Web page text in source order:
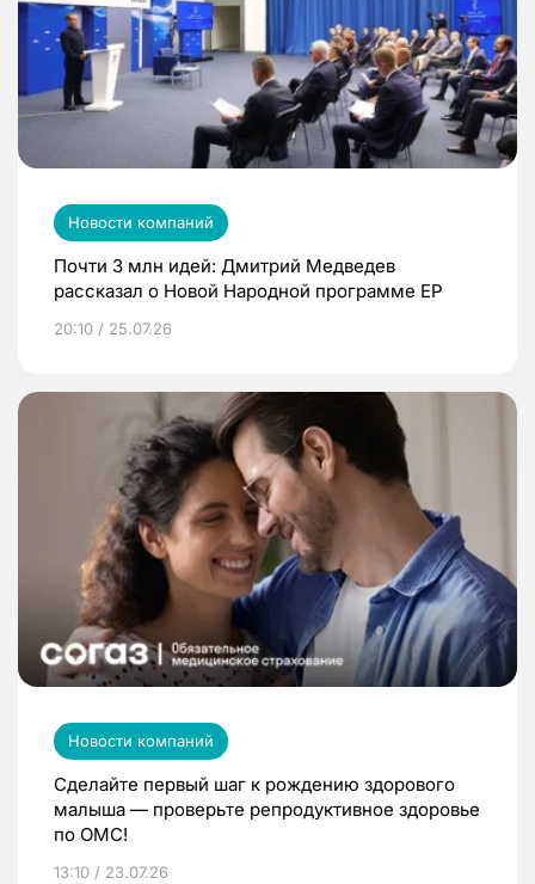
Новости компаний
Почти 3 млн идей: Дмитрий Медведев
рассказал о Новой Народной программе ЕР
20:10 / 25.07.26
Новости компаний
Сделайте первый шаг к рождению здорового
малыша — проверьте репродуктивное здоровье
по ОМС!
13:10 / 23.07.26